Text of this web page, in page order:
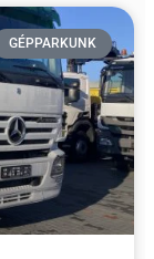
GÉPPARKUNK